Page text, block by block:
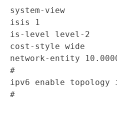
system-view
isis 1
is-level level-2
cost-style wide
network-entity
#
ipv6 enable topology
#